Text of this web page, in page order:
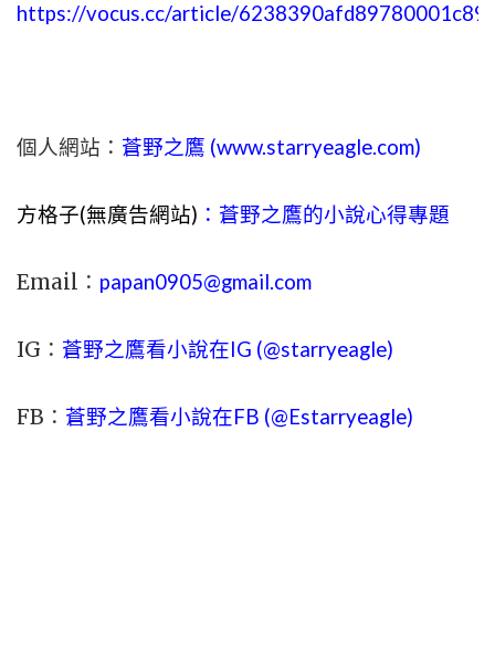
https://vocus.cc/article/
個人網站： 蒼野之鷹 (www.starryeagle.com)
方格子(無廣告網站) ：蒼野之鷹的小說心得專題
Email： papan0905@gmail.com
IG： 蒼野之鷹看小說在IG (@starryeagle)
FB： 蒼野之鷹看小說在FB (@Estarryeagle)